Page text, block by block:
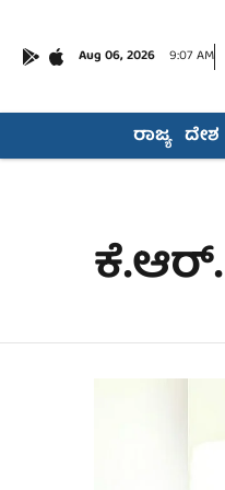
Aug 06, 2026 9:07 AM
ರಾಜ್ಯ ದೇಶ